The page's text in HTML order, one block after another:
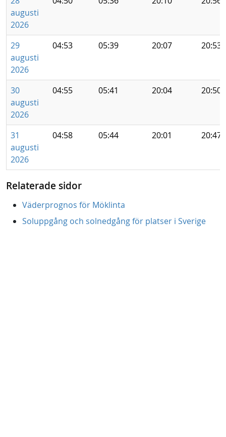
augusti
2026
29
augusti
2026
04:53 05:39 20:07 20:53
30
augusti
2026
04:55 05:41 20:04 20:50
31
augusti
2026
04:58 05:44 20:01 20:47
Relaterade sidor
Väderprognos för Möklinta
Soluppgång och solnedgång för platser i Sverige